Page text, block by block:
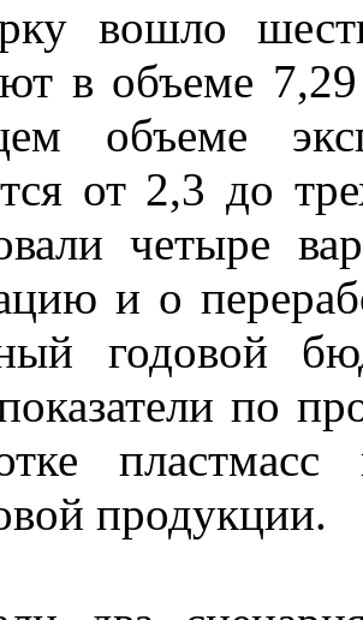
вошло
в объеме
объеме
от 2,3 до
четыре
и о
годовой
по
продукции.